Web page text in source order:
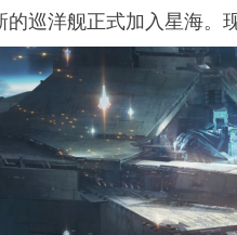
巡洋舰正式加入星海。